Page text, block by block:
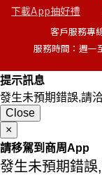
下載App抽好禮
客戶服務專
服務時間：週一
提示訊息
發生未預期錯誤,請
Close
×
請移駕到商周App
發生未預期錯誤